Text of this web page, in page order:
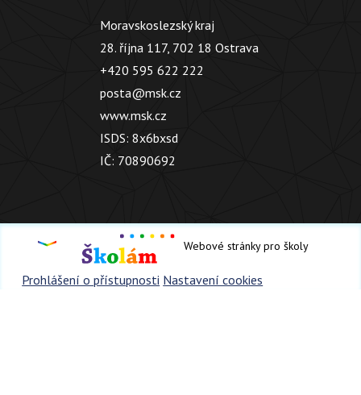
Moravskoslezský kraj
28. října 117, 702 18 Ostrava
+420 595 622 222
posta@msk.cz
www.msk.cz
ISDS: 8x6bxsd
IČ: 70890692
Webové stránky pro školy
Prohlášení o přístupnosti Nastavení cookies